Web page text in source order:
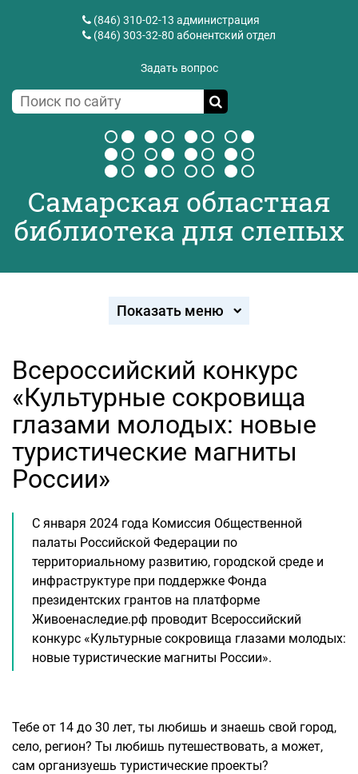
(846) 310-02-13 администрация
(846) 303-32-80 абонентский отдел
Задать вопрос
Самарская областная
библиотека для слепых
Показать меню
Всероссийский конкурс
«Культурные сокровища
глазами молодых: новые
туристические магниты
России»
С января 2024 года Комиссия Общественной
палаты Российской Федерации по
территориальному развитию, городской среде и
инфраструктуре при поддержке Фонда
президентских грантов на платформе
Живоенаследие.рф проводит Всероссийский
конкурс «Культурные сокровища глазами молодых:
новые туристические магниты России».
Тебе от 14 до 30 лет, ты любишь и знаешь свой город,
село, регион? Ты любишь путешествовать, а может,
сам организуешь туристические проекты?